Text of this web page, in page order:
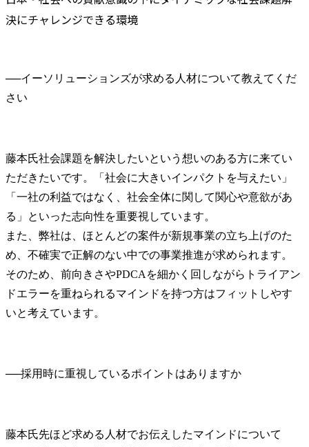
決にチャレンジできる環境
──イーソリューションズが求める人材について教えてくだ
藤本氏社会課題を解決したいという想いのある方に来てい
ただきたいです。「社会に大きいインパクトを与えたい」
「一社の利益ではなく、社会全体に関して関心や意欲があ
る」といった志向性を重要視しています。
また、弊社は、ほとんどの案件が新規事業の立ち上げのた
め、不確実で正解のない中での事業推進が求められます。
そのため、前向きさやPDCAを細かく回しながらトライアン
ドエラーを重ねられるマインドを持つ方はフィットしやす
いと考えています。
──
藤本氏先ほど求める人材でお伝えしたマインドについて